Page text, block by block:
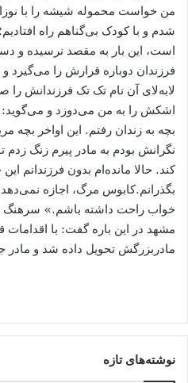
من خواست محموله شیشه را با
شدم و با کودک بی‌گناهم راه
است، این بار به مقصد نرسیده و
فرزندان دوباره قرارش را می‌گیرد
لابه‌لای آن نام تک تک فرزندانش
اشکش را به من می‌دوزد و می‌گوید:
بچه به زندان رفتم. این اواخر
نگرانش بودم به مادر پیرم زنگ زدم
کند. حالا مانده‌ام بدون فرزندانم
بگذرانم.کابوس مرگ، اجازه
خواب راحت داشته باشم.» سرهنگ
مشهد در این باره گفت: با اقدامات
مادربزرگش تحویل داده شد و مادر
نوشته‌های تازه